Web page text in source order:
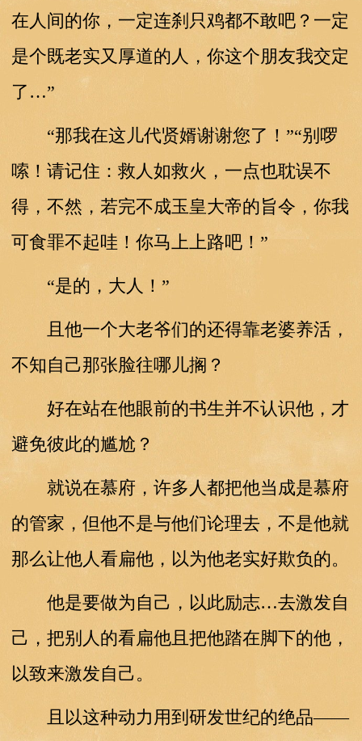
在人间的你，一定连刹只鸡都不敢吧？一定
是个既老实又厚道的人，你这个朋友我交定
了…”
“那我在这儿代贤婿谢谢您了！”“别啰
嗦！请记住：救人如救火，一点也耽误不
得，不然，若完不成玉皇大帝的旨令，你我
可食罪不起哇！你马上上路吧！”
“是的，大人！”
且他一个大老爷们的还得靠老婆养活，
不知自己那张脸往哪儿搁？
好在站在他眼前的书生并不认识他，才
避免彼此的尴尬？
就说在慕府，许多人都把他当成是慕府
的管家，但他不是与他们论理去，不是他就
那么让他人看扁他，以为他老实好欺负的。
他是要做为自己，以此励志…去激发自
己，把别人的看扁他且把他踏在脚下的他，
以致来激发自己。
且以这种动力用到研发世纪的绝品——